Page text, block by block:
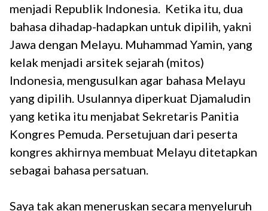
menjadi Republik Indonesia. Ketika itu, dua
bahasa dihadap-hadapkan untuk dipilih, yakni
Jawa dengan Melayu. Muhammad Yamin, yang
kelak menjadi arsitek sejarah (mitos)
Indonesia, mengusulkan agar bahasa Melayu
yang dipilih. Usulannya diperkuat Djamaludin
yang ketika itu menjabat Sekretaris Panitia
Kongres Pemuda. Persetujuan dari peserta
kongres akhirnya membuat Melayu ditetapkan
sebagai bahasa persatuan.
Saya tak akan meneruskan secara menyeluruh